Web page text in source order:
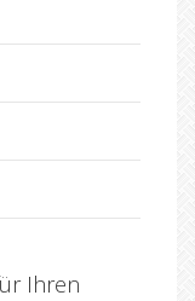
Ihren